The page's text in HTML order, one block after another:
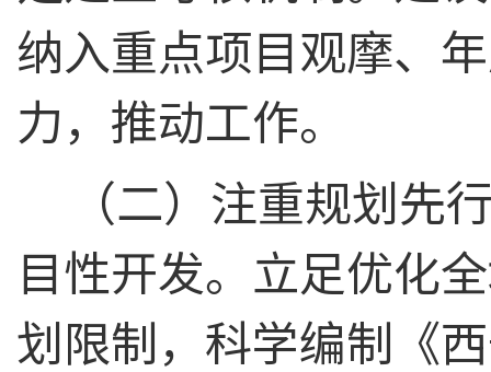
纳入重点项目观摩、
力，推动工作。
（二）注重规划先
目性开发。立足优化
划限制，科学编制《